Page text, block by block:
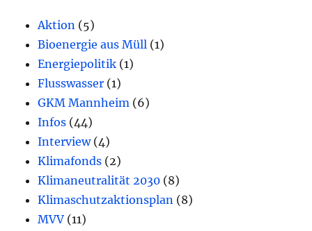
Aktion (5)
Bioenergie aus Müll (1)
Energiepolitik (1)
Flusswasser (1)
GKM Mannheim (6)
Infos (44)
Interview(4)
Klimafonds (2)
Klimaneutralität 2030 (8)
Klimaschutzaktionsplan (8)
MVV (11)